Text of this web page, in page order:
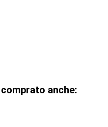
anche: